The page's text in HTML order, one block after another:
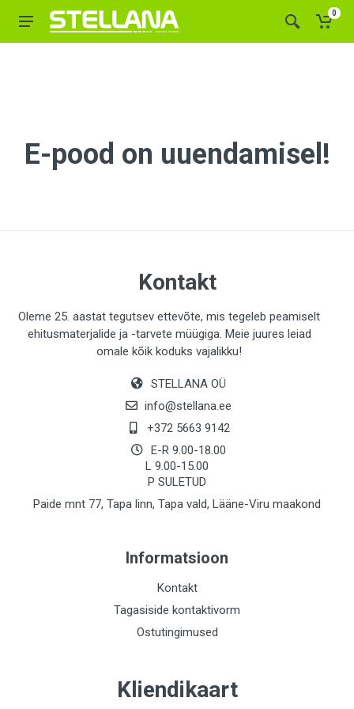
0
E-pood on uuendamisel!
Kontakt
Oleme 25. aastat tegutsev ettevõte, mis tegeleb peamiselt
ehitusmaterjalide ja -tarvete müügiga. Meie juures leiad
omale kõik koduks vajalikku!
STELLANA OÜ
info@stellana.ee
+372 5663 9142
E-R 9.00-18.00
L 9.00-15.00
P SULETUD
Paide mnt 77, Tapa linn, Tapa vald, Lääne-Viru maakond
Informatsioon
Kontakt
Tagasiside kontaktivorm
Ostutingimused
Kliendikaart